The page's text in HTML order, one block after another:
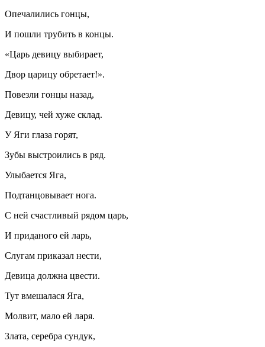
Опечалились гонцы,
И пошли трубить в концы.
«Царь девицу выбирает,
Двор царицу обретает!».
Повезли гонцы назад,
Девицу, чей хуже склад.
У Яги глаза горят,
Зубы выстроились в ряд.
Улыбается Яга,
Подтанцовывает нога.
С ней счастливый рядом царь,
И приданого ей ларь,
Слугам приказал нести,
Девица должна цвести.
Тут вмешалася Яга,
Молвит, мало ей ларя.
Злата, серебра сундук,